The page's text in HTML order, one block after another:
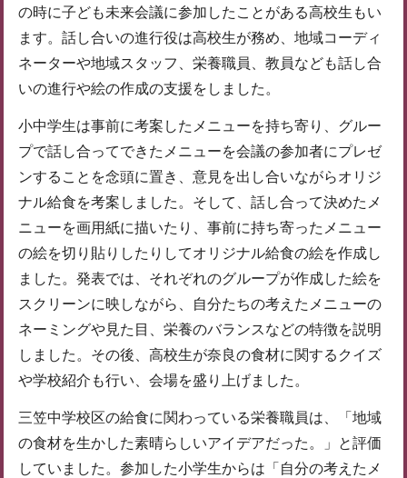
の時に子ども未来会議に参加したことがある高校生もい
ます。話し合いの進行役は高校生が務め、地域コーディ
ネーターや地域スタッフ、栄養職員、教員なども話し合
いの進行や絵の作成の支援をしました。
小中学生は事前に考案したメニューを持ち寄り、グルー
プで話し合ってできたメニューを会議の参加者にプレゼ
ンすることを念頭に置き、意見を出し合いながらオリジ
ナル給食を考案しました。そして、話し合って決めたメ
ニューを画用紙に描いたり、事前に持ち寄ったメニュー
の絵を切り貼りしたりしてオリジナル給食の絵を作成し
ました。発表では、それぞれのグループが作成した絵を
スクリーンに映しながら、自分たちの考えたメニューの
ネーミングや見た目、栄養のバランスなどの特徴を説明
しました。その後、高校生が奈良の食材に関するクイズ
や学校紹介も行い、会場を盛り上げました。
三笠中学校区の給食に関わっている栄養職員は、「地域
の食材を生かした素晴らしいアイデアだった。」と評価
していました。参加した小学生からは「自分の考えたメ